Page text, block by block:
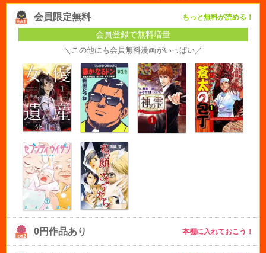
会員限定無料 もっと無料が読める！
会員登録で無料増量
＼この他にも会員無料漫画がいっぱい／
0円作品あり 本棚に入れておこう！